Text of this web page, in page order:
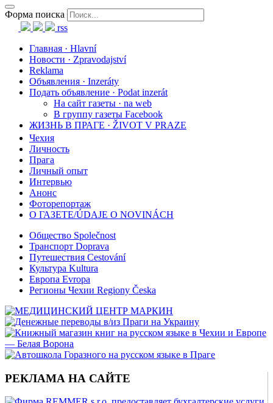
Форма поиска
rss
Главная · Hlavní
Новости · Zpravodajství
Reklama
Объявления · Inzeráty
Подать объявление · Podat inzerát
На сайт газеты · na web
В группу газеты Facebook
ЖИЗНЬ В ПРАГЕ · ŽIVOT V PRAZE
Чехия
Личность
Прага
Личный опыт
Интервью
Анонс
Фоторепортаж
О ГАЗЕТЕ/ÚDAJE O NOVINÁCH
Общество Společnost
Транспорт Doprava
Путешествия Cestování
Культура Kultura
Европа Evropa
Регионы Чехии Regiony Česka
РЕКЛАМА НА САЙТЕ